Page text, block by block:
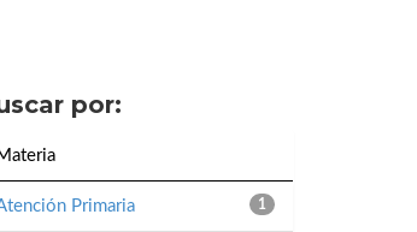
por:
1
Primaria